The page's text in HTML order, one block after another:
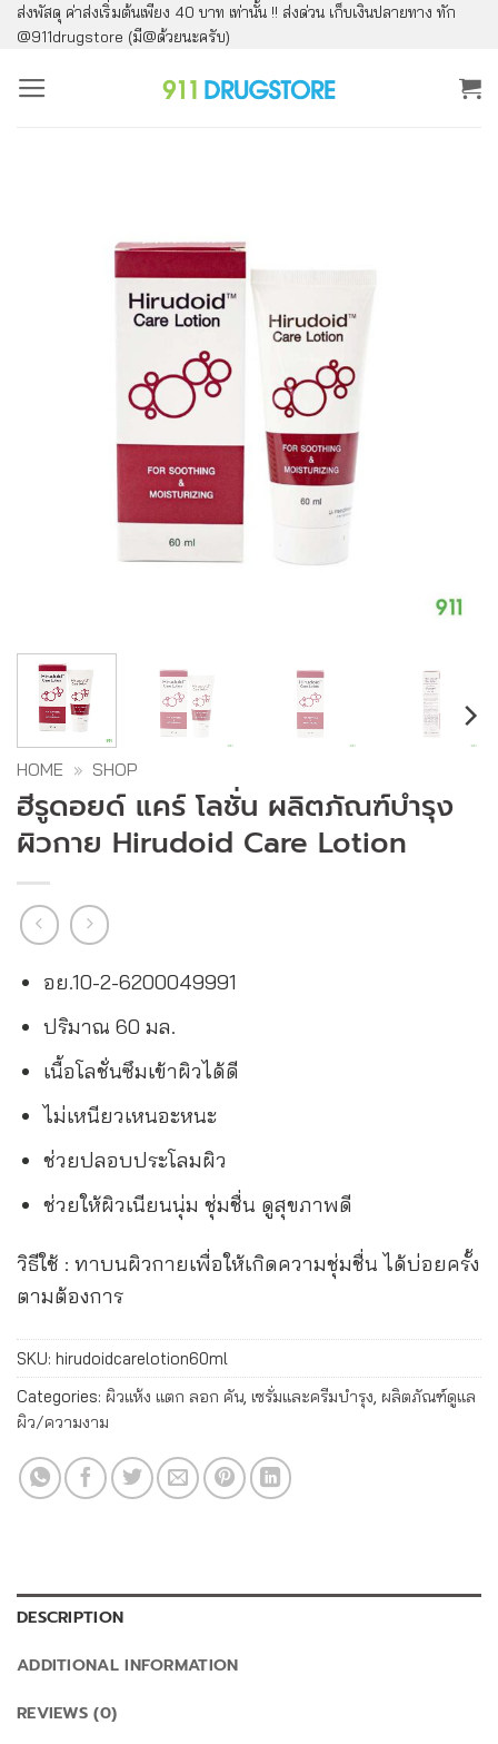
ข้าม
ไป
ยัง
ส่งพัสดุ ค่าส่งเริ่มต้นเพียง 40 บาท เท่านั้น !! ส่งด่วน เก็บเงินปลายทาง ทัก
@911drugstore (มี@ด้วยนะครับ)
HOME » SHOP
ฮีรูดอยด์ แคร์ โลชั่น ผลิตภัณฑ์บำรุง
ผิวกาย Hirudoid Care Lotion
อย.10-2-6200049991
ปริมาณ 60 มล.
เนื้อโลชั่นซึมเข้าผิวได้ดี
ไม่เหนียวเหนอะหนะ
ช่วยปลอบประโลมผิว
ช่วยให้ผิวเนียนนุ่ม ชุ่มชื่น ดูสุขภาพดี
วิธีใช้ : ทาบนผิวกายเพื่อให้เกิดความชุ่มชื่น ได้บ่อยครั้ง
ตามต้องการ
SKU: hirudoidcarelotion60ml
Categories: ผิวแห้ง แตก ลอก คัน, เซรั่มและครีมบำรุง, ผลิตภัณฑ์ดูแล
ผิว/ความงาม
DESCRIPTION
ADDITIONAL INFORMATION
REVIEWS (0)